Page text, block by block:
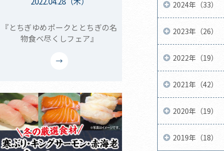
『とちぎゆめポークととちぎの名
物食べ尽くしフェア』
2024年（33）
2023年（26）
2022年（19）
2021年（42）
2020年（19）
2019年（18）